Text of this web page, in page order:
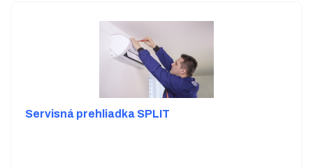
Servisná prehliadka SPLIT